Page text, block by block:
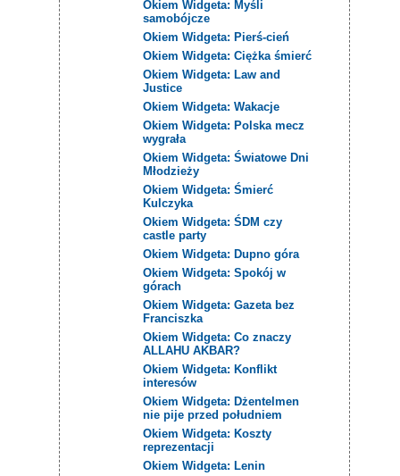
Okiem Widgeta: Myśli
samobójcze
Okiem Widgeta: Pierś-cień
Okiem Widgeta: Ciężka śmierć
Okiem Widgeta: Law and
Justice
Okiem Widgeta: Wakacje
Okiem Widgeta: Polska mecz
wygrała
Okiem Widgeta: Światowe Dni
Młodzieży
Okiem Widgeta: Śmierć
Kulczyka
Okiem Widgeta: ŚDM czy
castle party
Okiem Widgeta: Dupno góra
Okiem Widgeta: Spokój w
górach
Okiem Widgeta: Gazeta bez
Franciszka
Okiem Widgeta: Co znaczy
ALLAHU AKBAR?
Okiem Widgeta: Konflikt
interesów
Okiem Widgeta: Dżentelmen
nie pije przed południem
Okiem Widgeta: Koszty
reprezentacji
Okiem Widgeta: Lenin